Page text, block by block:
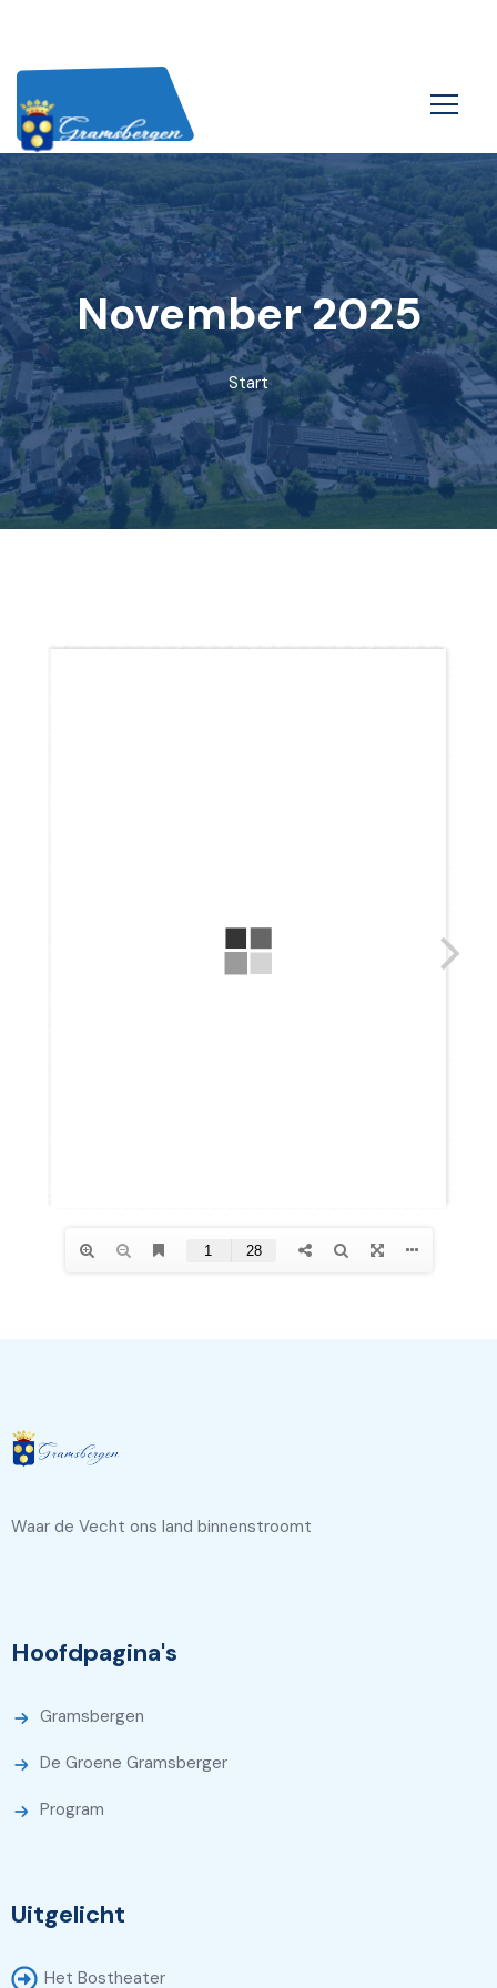
November 2025
Start
Waar de Vecht ons land binnenstroomt
Hoofdpagina's
Gramsbergen
De Groene Gramsberger
Program
Uitgelicht
Het Bostheater